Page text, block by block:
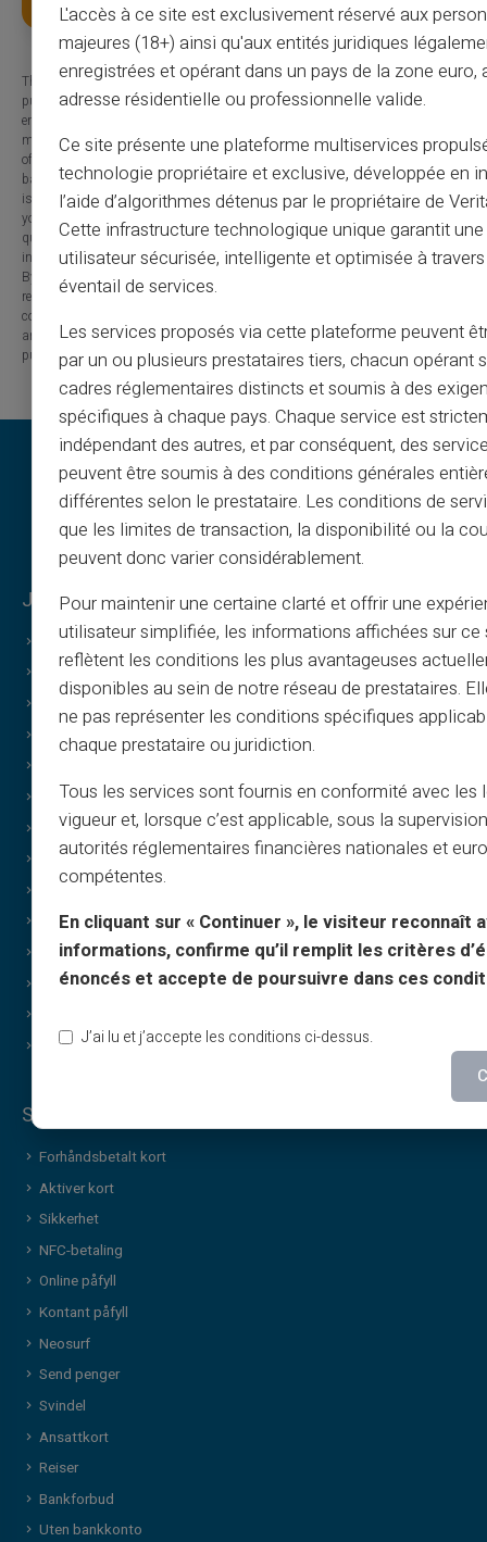
The information provided on this blog is presented for informational
purposes only and has no contractual or legal value. Although we strive to
ensure the accuracy, completeness and updating of the published content, it
may contain errors, omissions or inaccuracies. Carte Veritas and the authors
of the articles cannot be held responsible for decisions or actions taken
based on the information contained in this blog. Any use of this information
is made at your own risk and under your sole responsibility. We encourage
you to consult a qualified professional or an expert for any important
question or decision relating to the subjects discussed. In addition, the
information presented on this site may be modified or updated without notice.
By visiting this blog, you agree that Carte Veritas and its partners are
released from any liability concerning losses, direct or indirect damages, or
consequences arising from the use of the contents of this site, whether they
are linked to errors, omissions or the interpretation of the information
published.
Juridisk & vilkår
Generelle vilkår
Juridisk info
Personvern
Bruksvilkår
FAQ
Guider
Vilkår – verving
Trykk & bilder
Gavekort
Cashback
Om oss
Kontakt
Veritas-fordeler
Hvorfor VERITAS
IBAN & RIB
3D Secure
Print on demand
Gaver
Cashback
Diskrete kjøp
Deling
Merke-gavekort
Tjenester & nyheter
Sikkerhet & tjenester
Forhåndsbetalt kort
Aktiver kort
Sikkerhet
NFC-betaling
Online påfyll
Kontant påfyll
Neosurf
Send penger
Svindel
Ansattkort
Reiser
Bankforbud
Uten bankkonto
L'accès à ce site est exclusivement réservé aux
majeures (18+) ainsi qu'aux entités juridiques
enregistrées et opérant dans un pays de la zone euro,
adresse résidentielle ou professionnelle valide.
Ce site présente une plateforme multiservices
technologie propriétaire et exclusive, développée en
l’aide d’algorithmes détenus par le propriétaire de
Cette infrastructure technologique unique garantit
utilisateur sécurisée, intelligente et optimisée à
éventail de services.
Les services proposés via cette plateforme peuvent
par un ou plusieurs prestataires tiers, chacun opérant
cadres réglementaires distincts et soumis à des
spécifiques à chaque pays. Chaque service est
indépendant des autres, et par conséquent, des
peuvent être soumis à des conditions générales
différentes selon le prestataire. Les conditions de
que les limites de transaction, la disponibilité ou la
peuvent donc varier considérablement.
Pour maintenir une certaine clarté et offrir une
utilisateur simplifiée, les informations affichées sur ce
reflètent les conditions les plus avantageuses
disponibles au sein de notre réseau de prestataires.
ne pas représenter les conditions spécifiques
chaque prestataire ou juridiction.
Tous les services sont fournis en conformité avec les
vigueur et, lorsque c’est applicable, sous la
autorités réglementaires financières nationales et
compétentes.
En cliquant sur « Continuer », le visiteur reconnaît
informations, confirme qu’il remplit les critères
énoncés et accepte de poursuivre dans ces
J’ai lu et j’accepte les conditions ci-dessus.